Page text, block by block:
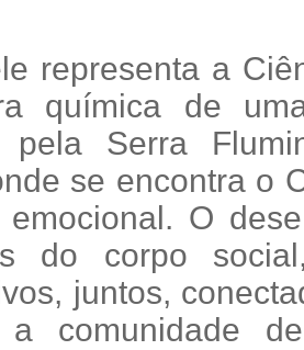
representa a
química de
pela Serra
se encontra o
O
do corpo
juntos,
a comunidade